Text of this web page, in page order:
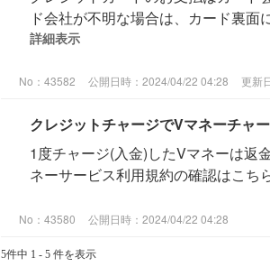
ド会社が不明な場合は、カード裏面
詳細表示
No：43582 公開日時：2024/04/22 04:28 更新
クレジットチャージでVマネーチャ
1度チャージ(入金)したVマネーは返
ネーサービス利用規約の確認はこち
No：43580 公開日時：2024/04/22 04:28
5件中 1 - 5 件を表示